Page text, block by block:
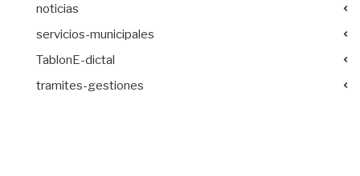
noticias
servicios-municipales
TablonE-dictal
tramites-gestiones